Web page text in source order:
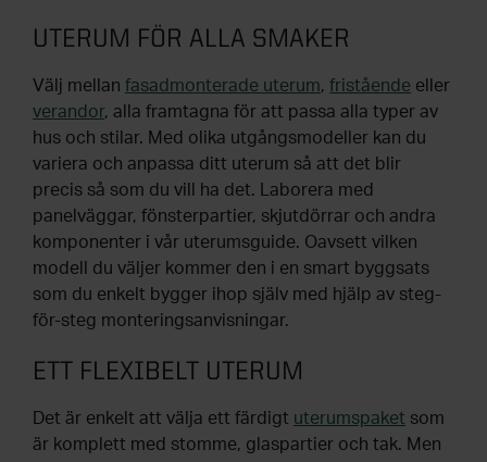
UTERUM FÖR ALLA SMAKER
Välj mellan fasadmonterade uterum, fristående eller
verandor, alla framtagna för att passa alla typer av
hus och stilar. Med olika utgångsmodeller kan du
variera och anpassa ditt uterum så att det blir
precis så som du vill ha det. Laborera med
panelväggar, fönsterpartier, skjutdörrar och andra
komponenter i vår uterumsguide. Oavsett vilken
modell du väljer kommer den i en smart byggsats
som du enkelt bygger ihop själv med hjälp av steg-
för-steg monteringsanvisningar.
ETT FLEXIBELT UTERUM
Det är enkelt att välja ett färdigt uterumspaket som
är komplett med stomme, glaspartier och tak. Men